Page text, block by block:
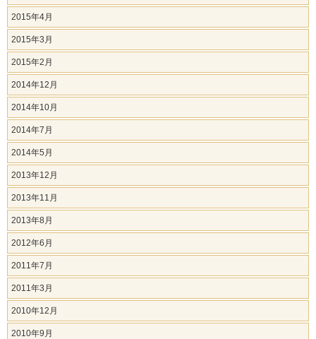
2015年4月
2015年3月
2015年2月
2014年12月
2014年10月
2014年7月
2014年5月
2013年12月
2013年11月
2013年8月
2012年6月
2011年7月
2011年3月
2010年12月
2010年9月